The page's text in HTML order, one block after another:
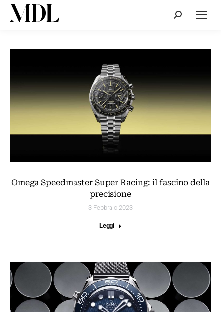
Cerca:
Omega Speedmaster Super Racing: il fascino della
precisione
3 Febbraio 2023
Leggi